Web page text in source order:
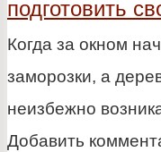
подготовить
Когда за окном
заморозки, а
неизбежно
Добавить